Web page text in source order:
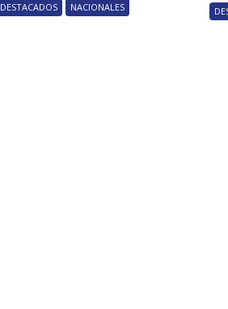
DESTACADOS NACIONALES